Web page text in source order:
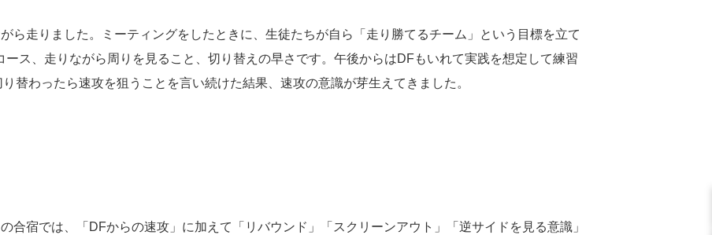
ら走りました。ミーティングをしたときに、生徒たちが自ら「走り勝てるチーム」という目標を立て
ス、走りながら周りを見ること、切り替えの早さです。午後からはDFもいれて実践を想定して練習
替わったら速攻を狙うことを言い続けた結果、速攻の意識が芽生えてきました。
宿では、「DFからの速攻」に加えて「リバウンド」「スクリーンアウト」「逆サイドを見る意識」